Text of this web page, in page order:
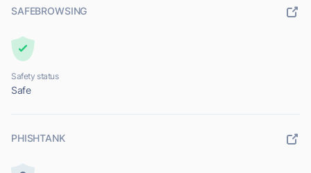
SAFEBROWSING
Safety status
Safe
PHISHTANK